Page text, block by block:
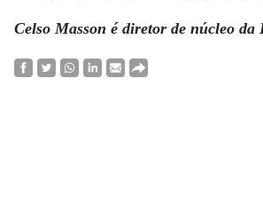
Celso Masson é diretor de núcleo